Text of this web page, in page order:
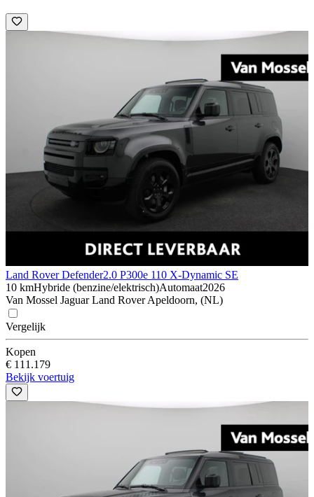
Land Rover Defender2.0 P300e 110 X-Dynamic SE
10 kmHybride (benzine/elektrisch)Automaat2026
Van Mossel Jaguar Land Rover Apeldoorn, (NL)
Vergelijk
Kopen
€ 111.179
Bekijk voertuig